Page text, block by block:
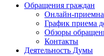
Обращения граждан
Онлайн-
График приема
Обзоры
Контакты
Деятельность Думы